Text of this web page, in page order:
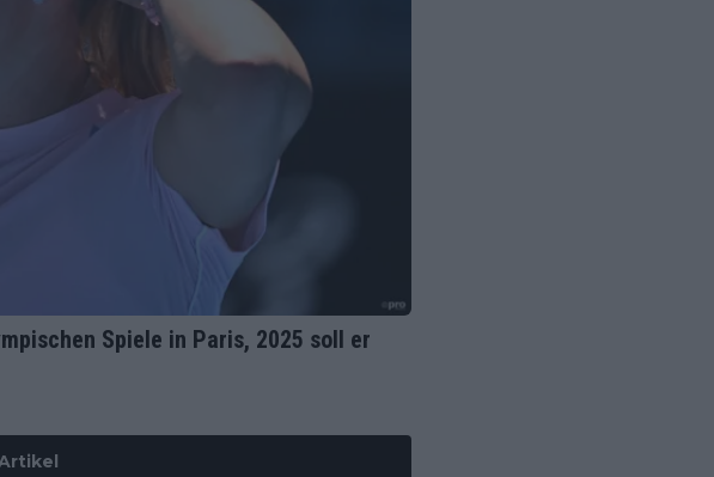
Spiele in Paris, 2025 soll er